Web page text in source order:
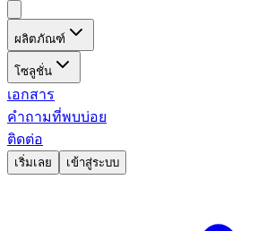
ผลิตภัณฑ์
โซลูชั่น
เอกสาร
คำถามที่พบบ่อย
ติดต่อ
เริ่มเลย เข้าสู่ระบบ